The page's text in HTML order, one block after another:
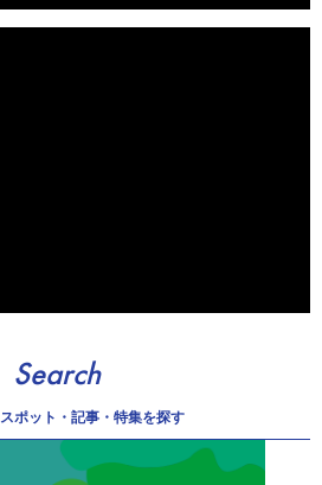
Search
スポット・記事・特集を探す